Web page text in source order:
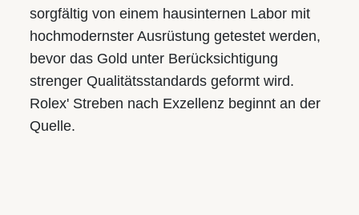
sorgfältig von einem hausinternen Labor mit
hochmodernster Ausrüstung getestet werden,
bevor das Gold unter Berücksichtigung
strenger Qualitäts­standards geformt wird.
Rolex' Streben nach Exzellenz beginnt an der
Quelle.
Öffnungszeiten:
Mo.-Fr.: 9.30 bis 18.00
Sa.: 9.30 bis 17.00
Juwelier S.M.WILD
Am Taubenmarkt